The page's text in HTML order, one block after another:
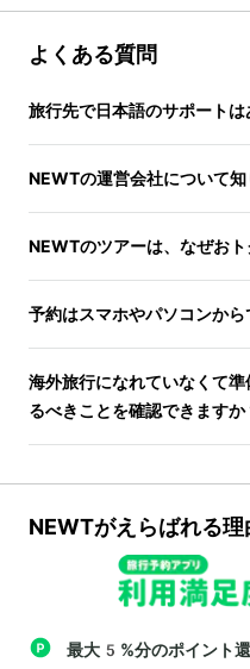
よくある質問
旅行先で日本語のサポートは
NEWTの運営会社について
NEWTのツアーは、なぜおト
予約はスマホやパソコンから
海外旅行になれていなくて
るべきことを確認できますか
NEWTがえらばれる理
最大5%分のポイント